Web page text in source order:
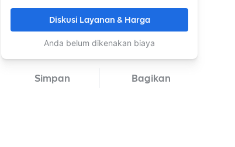
Diskusi Layanan & Harga
Anda belum dikenakan biaya
Simpan Bagikan